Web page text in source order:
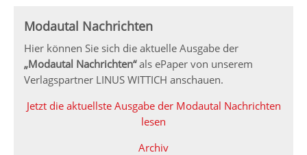
Modautal Nachrichten
Hier können Sie sich die aktuelle Ausgabe der
„Modautal Nachrichten“als ePaper von unserem
Verlagspartner LINUS WITTICH anschauen.
Jetzt die aktuellste Ausgabe der Modautal Nachrichten
lesen
Archiv